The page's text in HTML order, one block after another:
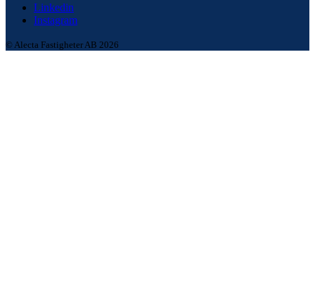
Linkedin
Instagram
© Alecta Fastigheter AB 2026